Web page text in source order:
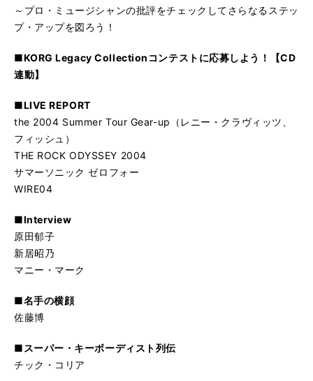
～プロ・ミュージシャンの批評をチェックしてさらなるステッ
プ・アップを図ろう！
■KORG Legacy Collectionコンテストに応募しよう！【CD
連動】
■LIVE REPORT
the 2004 Summer Tour Gear-up（レニー・クラヴィッツ、
フィッシュ）
THE ROCK ODYSSEY 2004
サマーソニック ゼロフォー
WIRE04
■Interview
原田郁子
新居昭乃
マニー・マーク
■名手の横顔
佐藤博
■スーパー・キーボーディスト列伝
チック・コリア